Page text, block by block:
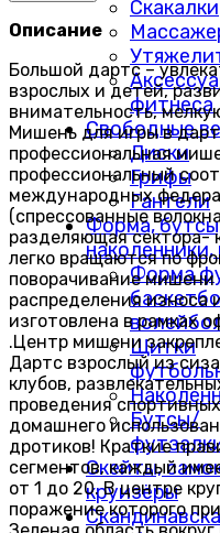
Скакалки
фитнеса
Свободные
Диски
Грифы
Гантели
Форма,
Форма
Щитки
Бутсы/
Скейты,
круизёры
Описание
Большой дартс –
взрослых и детей,
внимательность,
Мишень для игры в
профессиональная
профессиональный
международных
(спрессованные
разделяющая сектора-
легко вращаются по
поворачивание мишени
распределения износа
изготовлена в рамках
.Центр мишени
Дартс взрослый из
клубов,
проведения
домашнего
дротиков! Краткие
сегментов, каждый
от 1 до 20. В центре
поражение которого